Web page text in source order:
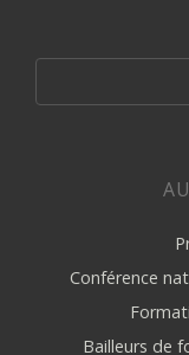
Conférence
Bailleurs de